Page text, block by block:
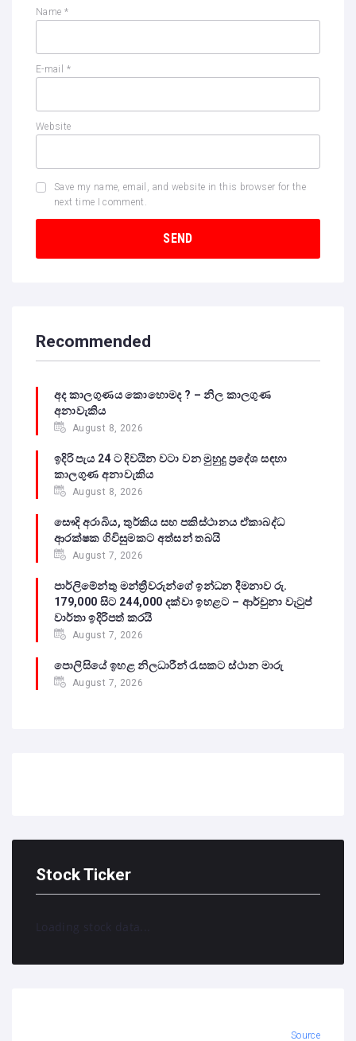
Name *
E-mail *
Website
Save my name, email, and website in this browser for the
next time I comment.
Recommended
අද කාලගුණය කොහොමද ? – නිල කාලගුණ
අනාවැකිය
August 8, 2026
ඉදිරි පැය 24 ට දිවයින වටා වන මුහුදු ප්‍රදේශ සඳහා
කාලගුණ අනාවැකිය
August 8, 2026
සෞදි අරාබිය, තුර්කිය සහ පකිස්ථානය ඒකාබද්ධ
ආරක්ෂක ගිවිසුමකට අත්සන් තබයි
August 7, 2026
පාර්ලිමේන්තු මන්ත්‍රීවරුන්ගේ ඉන්ධන දීමනාව රු.
179,000 සිට 244,000 දක්වා ඉහළට – ආර්චුනා වැටුප්
වාර්තා ඉදිරිපත් කරයි
August 7, 2026
පොලිසියේ ඉහළ නිලධාරීන් රැසකට ස්ථාන මාරු
August 7, 2026
Stock Ticker
Loading stock data...
Source